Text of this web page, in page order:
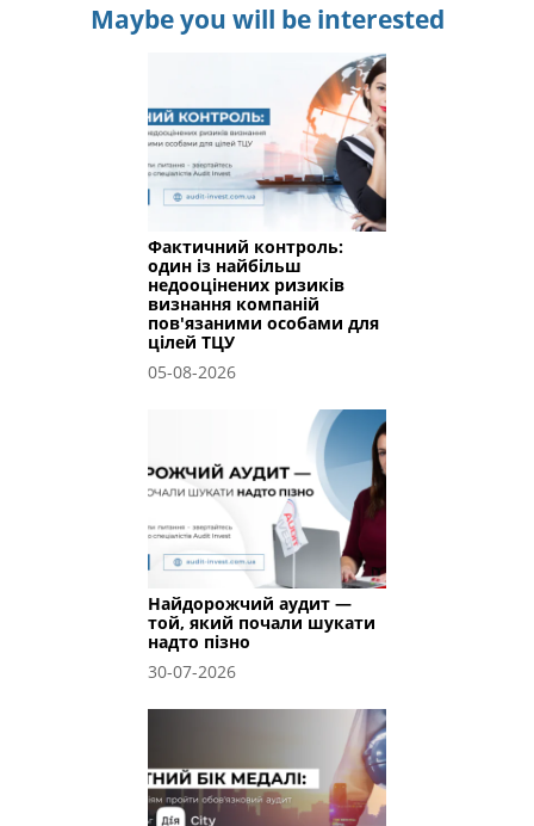
Maybe you will be interested
Фактичний контроль:
один із найбільш
недооцінених ризиків
визнання компаній
пов'язаними особами для
цілей ТЦУ
05-08-2026
Найдорожчий аудит —
той, який почали шукати
надто пізно
30-07-2026